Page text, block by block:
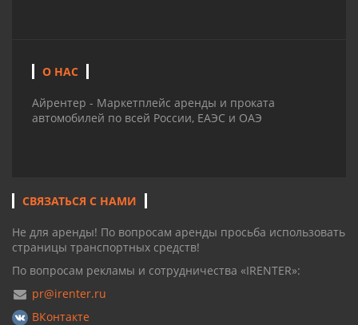
О НАС
Айрентер - Маркетплейс аренды и проката
автомобилей по всей России, ЕАЭС и ОАЭ
СВЯЗАТЬСЯ С НАМИ
Не для аренды! По вопросам аренды просьба использовать
страницы транспортных средств!
По вопросам рекламы и сотрудничества «IRENTER»:
pr@irenter.ru
ВКонтакте